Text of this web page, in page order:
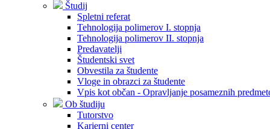
Študij
Spletni referat
Tehnologija polimerov I. stopnja
Tehnologija polimerov II. stopnja
Predavatelji
Študentski svet
Obvestila za študente
Vloge in obrazci za študente
Vpis kot občan - Opravljanje posameznih
Ob študiju
Tutorstvo
Karierni center